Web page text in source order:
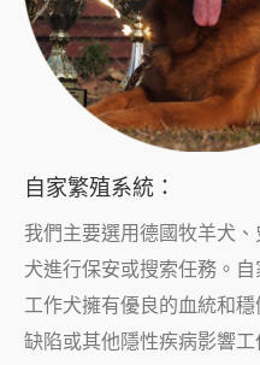
自家繁殖系統：
我們主要選用德國牧羊犬
犬進行保安或搜索任務。
工作犬擁有優良的血統和
缺陷或其他隱性疾病影響